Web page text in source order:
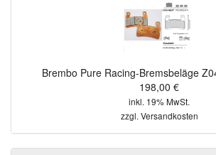
Brembo Pure Racing-Bremsbeläge
198,00 €
inkl. 19% MwSt.
zzgl.Versandkosten